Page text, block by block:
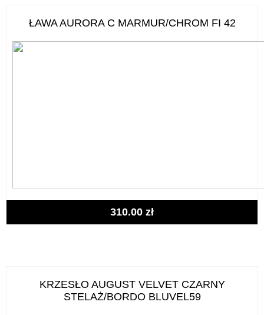
ŁAWA AURORA C MARMUR/CHROM FI 42
310.00 zł
KRZESŁO AUGUST VELVET CZARNY
STELAŻ/BORDO BLUVEL59